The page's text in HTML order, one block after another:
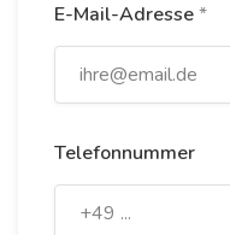
E-Mail-Adresse*
Telefonnummer